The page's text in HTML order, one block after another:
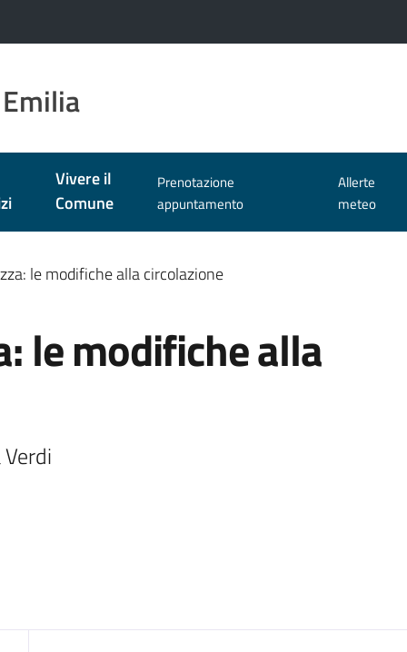
Vivere il
Comune
Prenotazione
appuntamento
Allerte
meteo
le modifiche alla circolazione
le modifiche alla